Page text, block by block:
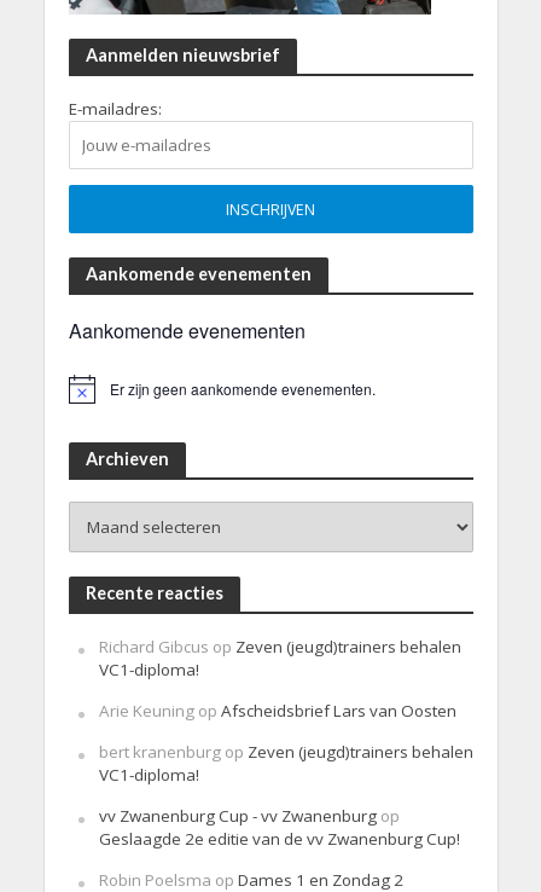
Aanmelden nieuwsbrief
E-mailadres:
Aankomende evenementen
Aankomende evenementen
Er zijn geen aankomende evenementen.
Archieven
Recente reacties
Richard Gibcus op Zeven (jeugd)trainers behalen
VC1-diploma!
Arie Keuningop Afscheidsbrief Lars van Oosten
bert kranenburgop Zeven (jeugd)trainers behalen
VC1-diploma!
vv Zwanenburg Cup - vv Zwanenburgop
Geslaagde 2e editie van de vv Zwanenburg Cup!
Robin Poelsma op Dames 1 en Zondag 2